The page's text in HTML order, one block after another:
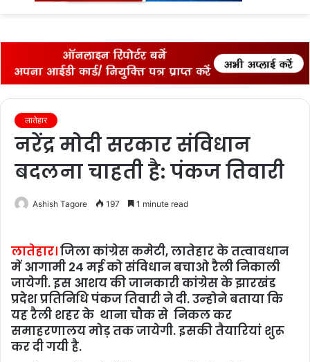
लातेहार
नरेंद्र मोदी सरकार संविधान
बदलना चाहती है: पंकज तिवारी
Ashish Tagore 197 1 minute read
लातेहार।जिला कांग्रेस कमेटी, लातेहार के तत्वावधान
में आगामी 24 मई को संविधान बचाओ रैली निकाली
जायेगी. इस आशय की जानकारी कांग्रेस के झारखंड
प्रदेश प्रतिनिधि पंकज तिवारी ने दी. उन्‍होने बताया कि
यह रैली शहर के थाना चौक से निकल कर
समाहरणालय मोड़ तक जायेगी. इसकी तैयारियां शुरू
कर दी गयी है.